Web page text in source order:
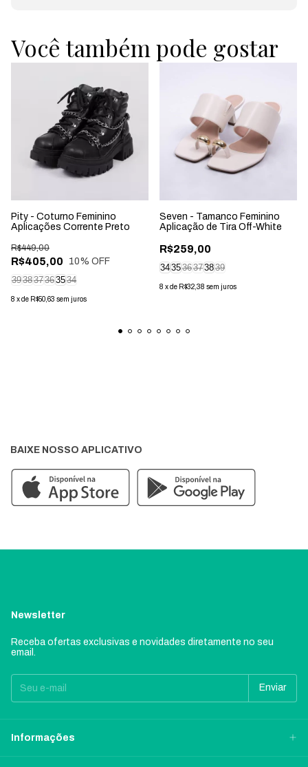
Você também pode gostar
Pity - Coturno Feminino
Aplicações Corrente Preto
R$405,00
R$449,00
10% OFF
393837363534
8 xde R$50,63 sem juros
Seven - Tamanco Feminino
Aplicação de Tira Off-White
R$259,00
343536373839
8 xde R$32,38 sem juros
BAIXE NOSSO APLICATIVO
Newsletter
Receba ofertas exclusivas e novidades diretamente no seu
email.
Informações